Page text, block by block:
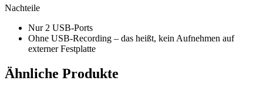
Nachteile
Nur 2 USB-Ports
Ohne USB-Recording – das heißt, kein Aufnehmen auf
externer Festplatte
Ähnliche Produkte